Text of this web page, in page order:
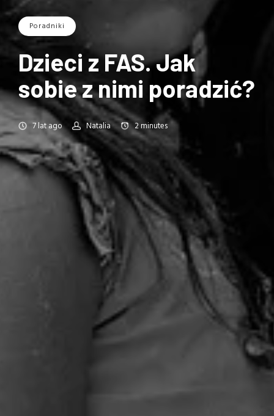
Poradniki
Dzieci z FAS. Jak
sobie z nimi poradzić?
7 lat ago Natalia 2minutes